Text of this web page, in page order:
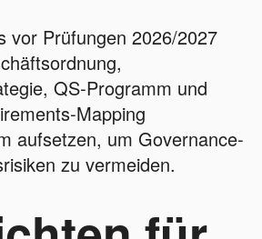
vor Prüfungen 2026/2027
QS‑Programm und
aufsetzen, um Governance‑
zu vermeiden.